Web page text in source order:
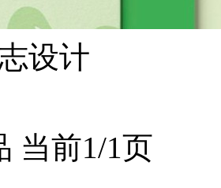
设计
当前1/1页